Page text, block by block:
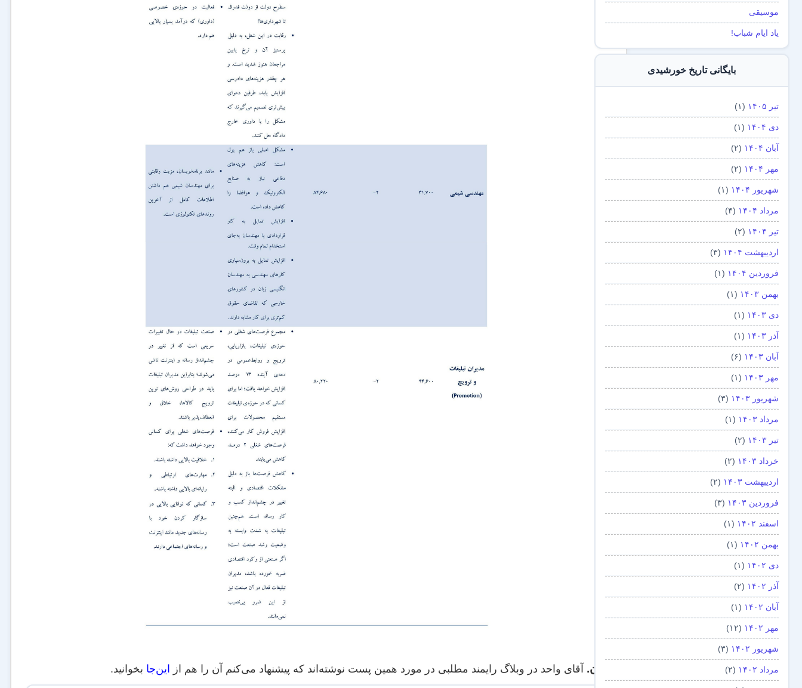
پ.ن. آقای واحد در وبلاگ رایمند مطلبی در مورد همین پست نوشته‌اند که پیشنهاد می‌کنم آن را هم از این‌جا بخوانید.
موسیقی
یاد ایام شباب!
بایگانی تاریخ خورشیدی
تیر ۱۴۰۵ (۱)
دی ۱۴۰۴ (۱)
آبان ۱۴۰۴ (۲)
مهر ۱۴۰۴ (۲)
شهریور ۱۴۰۴ (۱)
مرداد ۱۴۰۴ (۴)
تیر ۱۴۰۴ (۲)
اردیبهشت ۱۴۰۴ (۳)
فروردین ۱۴۰۴ (۱)
بهمن ۱۴۰۳ (۱)
دی ۱۴۰۳ (۱)
آذر ۱۴۰۳ (۱)
آبان ۱۴۰۳ (۶)
مهر ۱۴۰۳ (۱)
شهریور ۱۴۰۳ (۳)
مرداد ۱۴۰۳ (۱)
تیر ۱۴۰۳ (۲)
خرداد ۱۴۰۳ (۲)
اردیبهشت ۱۴۰۳ (۲)
فروردین ۱۴۰۳ (۳)
اسفند ۱۴۰۲ (۱)
بهمن ۱۴۰۲ (۱)
دی ۱۴۰۲ (۱)
آذر ۱۴۰۲ (۲)
آبان ۱۴۰۲ (۱)
مهر ۱۴۰۲ (۱۲)
شهریور ۱۴۰۲ (۳)
مرداد ۱۴۰۲ (۲)